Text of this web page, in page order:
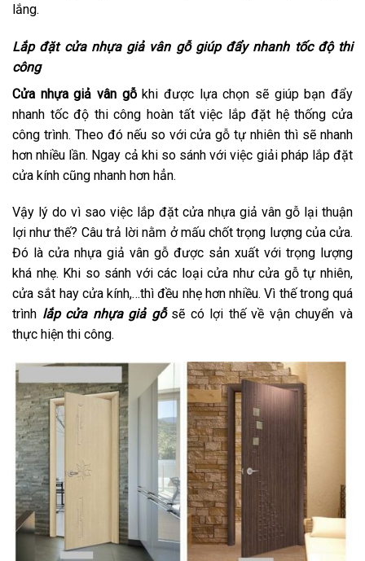
lắng.
Lắp đặt cửa nhựa giả vân gỗ giúp đẩy nhanh tốc độ thi
công
Cửa nhựa giả vân gỗkhi được lựa chọn sẽ giúp bạn đẩy
nhanh tốc độ thi công hoàn tất việc lắp đặt hệ thống cửa
công trình. Theo đó nếu so với cửa gỗ tự nhiên thì sẽ nhanh
hơn nhiều lần. Ngay cả khi so sánh với việc giải pháp lắp đặt
cửa kính cũng nhanh hơn hẳn.
Vậy lý do vì sao việc lắp đặt cửa nhựa giả vân gỗ lại thuận
lợi như thế? Câu trả lời nằm ở mấu chốt trọng lượng của cửa.
Đó là cửa nhựa giả vân gỗ được sản xuất với trọng lượng
khá nhẹ. Khi so sánh với các loại cửa như cửa gỗ tự nhiên,
cửa sắt hay cửa kính,…thì đều nhẹ hơn nhiều. Vì thế trong quá
trình lắp cửa nhựa giả gỗsẽ có lợi thế về vận chuyển và
thực hiện thi công.